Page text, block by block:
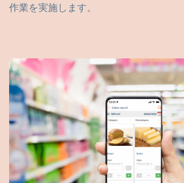
作業を実施します。